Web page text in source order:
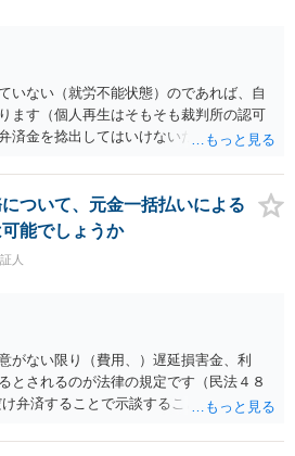
いない（就労不能状態）のであれば、自
ます（個人再生はそもそも裁判所の認可
済金を捻出してはいけないため任意整理
裁判所の予納金等も法テラスが援助して
産を任せれば解決します。
ついて、元金一括払いによる
能でしょうか
人
がない限り（費用、）遅延損害金、利
とされるのが法律の規定です（民法４８
弁済することで示談することは、弁護士
いものの、お近くの弁護士にご依頼しチ